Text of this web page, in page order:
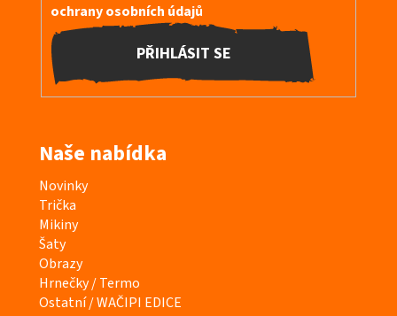
ochrany osobních údajů
PŘIHLÁSIT SE
Naše nabídka
K
a
t
e
g
o
r
Novinky
Trička
Mikiny
Šaty
Obrazy
Hrnečky / Termo
Ostatní / WAČIPI EDICE